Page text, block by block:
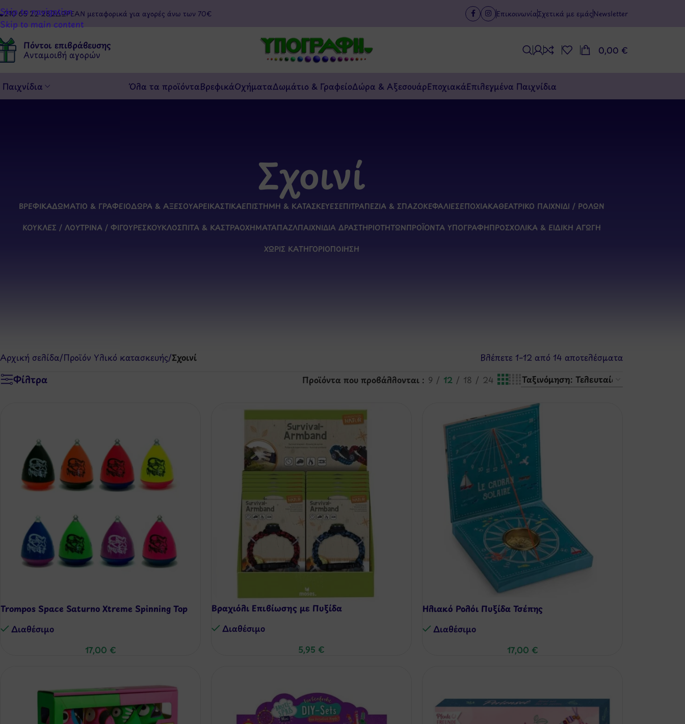
Skip to navigation
Skip to main content
210 65 22 282ΔΩΡΕΑΝ μεταφορικά για αγορές άνω των 70€ Επικοινωνία Σχετικά με εμάςNewsletter
Πόντοι επιβράβευσης
Ανταμοιβή αγορών 0,00 €
Παιχνίδια Όλα τα προϊόνταΒρεφικάΟχήματαΔωμάτιο & ΓραφείοΔώρα & ΑξεσουάρΕποχιακάΕπιλεγμένα Παιχνίδια
Σχοινί
ΒΡΕΦΙΚΆΔΩΜΆΤΙΟ & ΓΡΑΦΕΊΟΔΏΡΑ & ΑΞΕΣΟΥΆΡΕΙΚΑΣΤΙΚΆΕΠΙΣΤΉΜΗ & ΚΑΤΑΣΚΕΥΈΣΕΠΙΤΡΑΠΈΖΙΑ & ΣΠΑΖΟΚΕΦΑΛΙΈΣΕΠΟΧΙΑΚΆΘΕΑΤΡΙΚΌ ΠΑΙΧΝΊΔΙ / ΡΌΛΩΝ
ΚΟΎΚΛΕΣ / ΛΟΎΤΡΙΝΑ / ΦΙΓΟΎΡΕΣΚΟΥΚΛΌΣΠΙΤΑ & ΚΆΣΤΡΑΟΧΉΜΑΤΑΠΑΖΛΠΑΙΧΝΊΔΙΑ ΔΡΑΣΤΗΡΙΟΤΉΤΩΝΠΡΟΪΌΝΤΑ ΥΠΟΓΡΑΦΉΠΡΟΣΧΟΛΙΚΆ & ΕΙΔΙΚΉ ΑΓΩΓΉ
ΧΩΡΊΣ ΚΑΤΗΓΟΡΙΟΠΟΊΗΣΗ
Αρχική σελίδα/Προϊόν Υλικό κατασκευής/Σχοινί Βλέπετε 1–12 από 14 αποτελέσματα
Φίλτρα Προϊόντα που προβάλλονται 9 12 18 24
Trompos Space Saturno Xtreme Spinning Top
Διαθέσιμo
17,00 €
Βραχιόλι Επιβίωσης με Πυξίδα
Διαθέσιμo
5,95 €
Ηλιακό Ρολόι Πυξίδα Τσέπης
Διαθέσιμo
17,00 €